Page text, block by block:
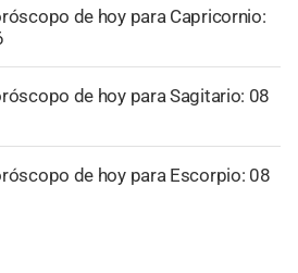
de hoy para Capricornio:
de hoy para Sagitario: 08
de hoy para Escorpio: 08